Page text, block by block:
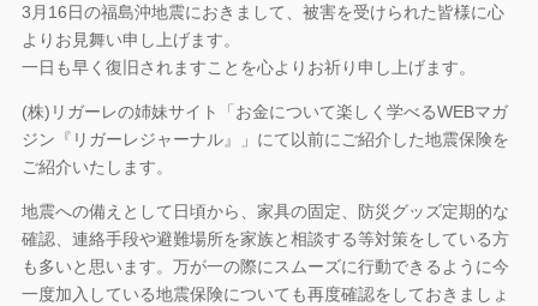
3月16日の福島沖地震におきまして、被害を受けられた皆様に心
よりお見舞い申し上げます。
一日も早く復旧されますことを心よりお祈り申し上げます。
(株)リガーレの姉妹サイト「お金について楽しく学べるWEBマガ
ジン『リガーレジャーナル』」にて以前にご紹介した地震保険を
ご紹介いたします。
地震への備えとして日頃から、家具の固定、防災グッズ定期的な
確認、連絡手段や避難場所を家族と相談する等対策をしている方
も多いと思います。万が一の際にスムーズに行動できるように今
一度加入している地震保険についても再度確認をしておきましょ